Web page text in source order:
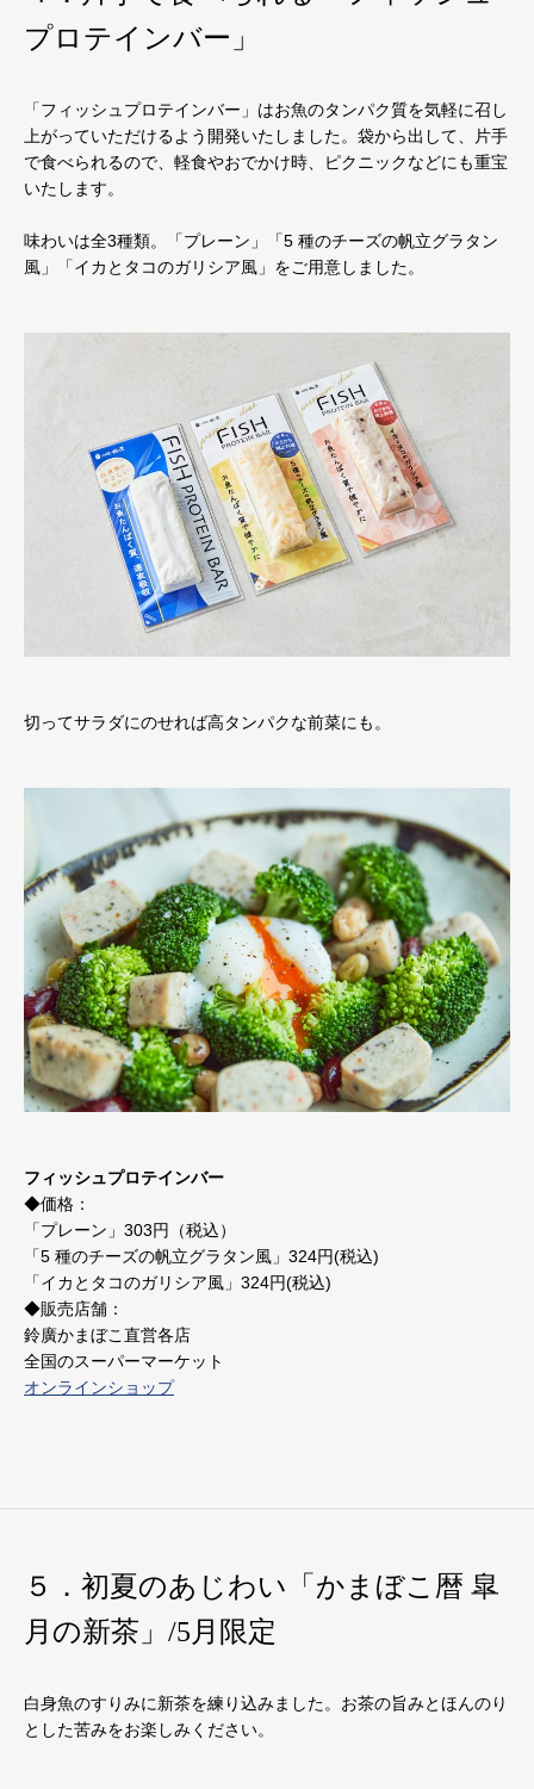
プロテインバー」
「フィッシュプロテインバー」はお魚のタンパク質を気軽に召し
上がっていただけるよう開発いたしました。袋から出して、片手
で食べられるので、軽食やおでかけ時、ピクニックなどにも重宝
いたします。
味わいは全3種類。「プレーン」「5 種のチーズの帆立グラタン
風」「イカとタコのガリシア風」をご用意しました。
切ってサラダにのせれば高タンパクな前菜にも。
フィッシュプロテインバー
◆価格：
「プレーン」303円（税込）
「5 種のチーズの帆立グラタン風」324円(税込)
「イカとタコのガリシア風」324円(税込)
◆販売店舗：
鈴廣かまぼこ直営各店
全国のスーパーマーケット
オンラインショップ
５．初夏のあじわい「かまぼこ暦 皐
月の新茶」/5月限定
白身魚のすりみに新茶を練り込みました。お茶の旨みとほんのり
とした苦みをお楽しみください。